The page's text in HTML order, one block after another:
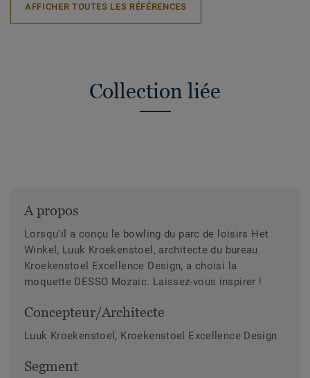
AFFICHER TOUTES LES RÉFÉRENCES
Collection liée
A propos
Lorsqu'il a conçu le bowling du parc de loisirs Het
Winkel, Luuk Kroekenstoel, architecte du bureau
Kroekenstoel Excellence Design, a choisi la
moquette DESSO Mozaic. Laissez-vous inspirer !
Concepteur/Architecte
Luuk Kroekenstoel, Kroekenstoel Excellence Design
Segment